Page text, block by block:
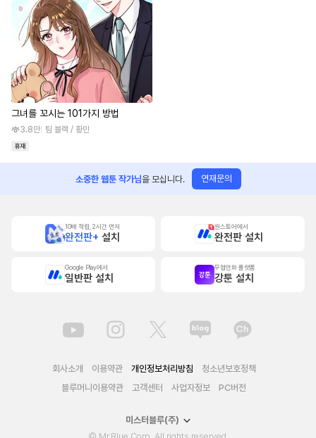
그녀를 꼬시는 101가지 방법
3.8만 팀 블랙 / 황민
소중한 웹툰 작가님을 모십니다. 연재문의
10배 적립, 2시간 먼저
완전판+ 설치
원스토어에서
완전판 설치
Google Play에서
일반판 설치
무협만화 플랫폼
강툰 설치
회사소개 이용약관 개인정보처리방침
청소년보호정책
블루머니이용약관
고객센터 사업자정보 PC버전
미스터블루(주)